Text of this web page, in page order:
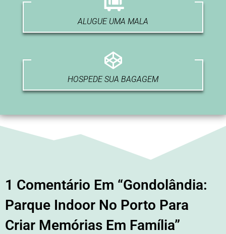
ALUGUE UMA MALA
HOSPEDE SUA BAGAGEM
1 Comentário Em “Gondolândia:
Parque Indoor No Porto Para
Criar Memórias Em Família”